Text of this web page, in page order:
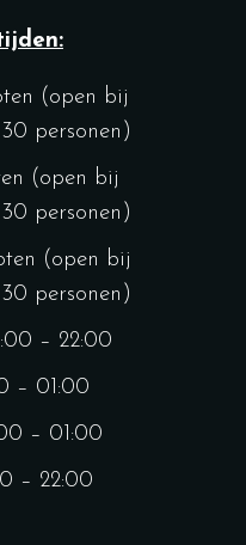
(open bij
personen)
(open bij
personen)
(open bij
personen)
– 22:00
– 01:00
– 01:00
– 22:00